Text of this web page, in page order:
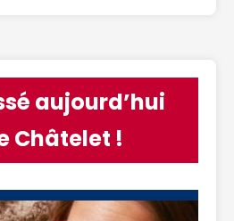
aujourd’hui
Châtelet !